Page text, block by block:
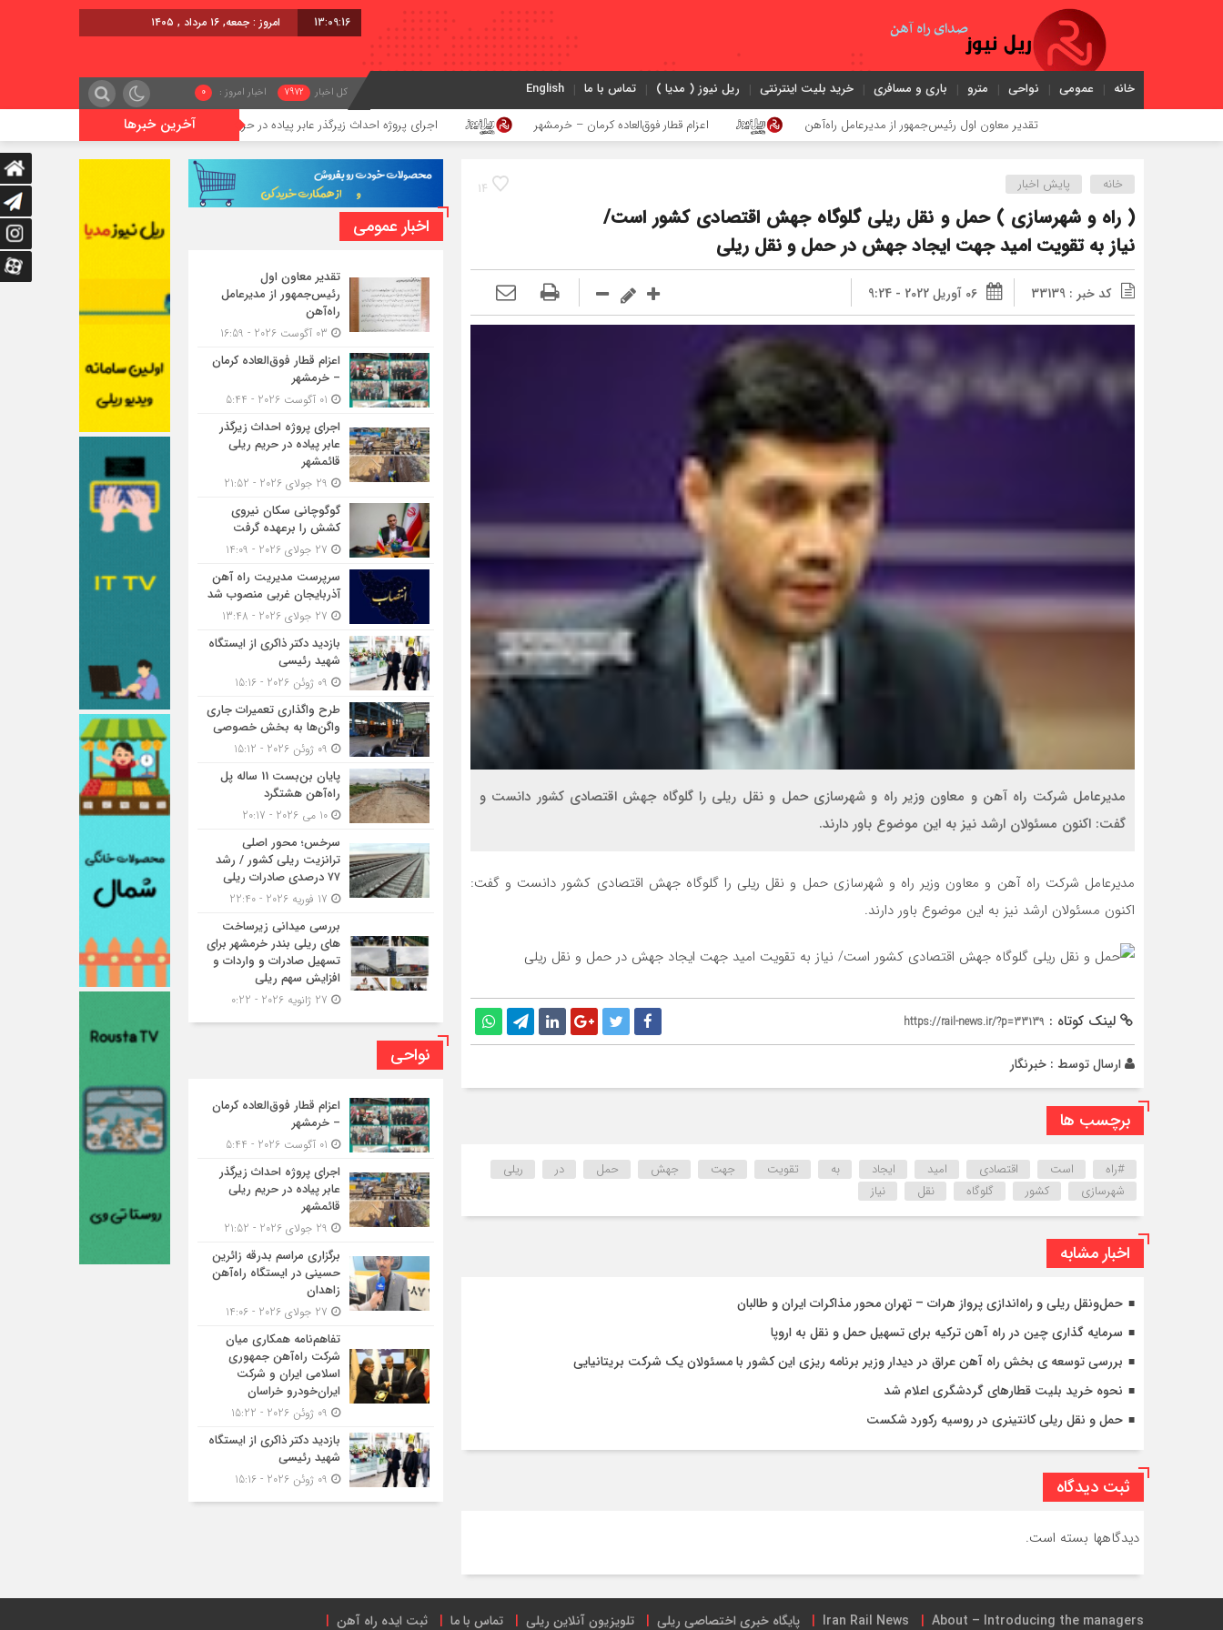
13:09:17 امروز : جمعه, ۱۶ مرداد , ۱۴۰۵
خانه عمومی نواحی مترو باری و مسافری خرید بلیت اینترنتی ریل نیوز ( مدیا ) تماس با ما English کل اخبار 7972 اخبار امروز : 0
آخرین خبرها تقدیر معاون اول رئیس‌جمهور از مدیرعامل راه‌آهن اعزام قطار فوق‌العاده کرمان – خرمشهر اجرای پروژه احداث زیرگذر عابر پیاده در حریم ریلی قائمشهر گوگوچانی سکان نیروی
14 خانه پایش اخبار
( راه و شهرسازی ) حمل و نقل ریلی گلوگاه جهش اقتصادی کشور است/
نیاز به تقویت امید جهت ایجاد جهش در حمل و نقل ریلی
کد خبر : 33139 06 آوریل 2022 - 9:24
مدیرعامل شرکت راه آهن و معاون وزیر راه و شهرسازی حمل و نقل ریلی را گلوگاه جهش اقتصادی کشور دانست و
گفت: اکنون مسئولان ارشد نیز به این موضوع باور دارند.
مدیرعامل شرکت راه آهن و معاون وزیر راه و شهرسازی حمل و نقل ریلی را گلوگاه جهش اقتصادی کشور دانست و گفت:
اکنون مسئولان ارشد نیز به این موضوع باور دارند.
لینک کوتاه : https://rail-news.ir/?p=33139
ارسال توسط : خبرنگار
برچسب ها
#راه است اقتصادی امید ایجاد به تقویت جهت جهش حمل در
ریلی
شهرسازی
کشور گلوگاه نقل نیاز
اخبار مشابه
حمل‌ونقل ریلی و راه‌اندازی پرواز هرات – تهران محور مذاکرات ایران و طالبان
سرمایه گذاری چین در راه آهن ترکیه برای تسهیل حمل و نقل به اروپا
بررسی توسعه ی بخش راه آهن عراق در دیدار وزیر برنامه ریزی این کشور با مسئولان یک شرکت بریتانیایی
نحوه خرید بلیت قطارهای گردشگری اعلام شد
حمل و نقل ریلی کانتینری در روسیه رکورد شکست
ثبت دیدگاه
دیدگاهها بسته است.
اخبار عمومی
تقدیر معاون اول
رئیس‌جمهور از مدیرعامل
راه‌آهن
اعزام قطار فوق‌العاده کرمان
– خرمشهر
اجرای پروژه احداث زیرگذر
عابر پیاده در حریم ریلی
قائمشهر
گوگوچانی سکان نیروی
کشش را برعهده گرفت
سرپرست مدیریت راه آهن
آذربایجان غربی منصوب شد
بازدید دکتر ذاکری از ایستگاه
شهید رئیسی
طرح واگذاری تعمیرات جاری
واگن‌ها به بخش خصوصی
پایان بن‌بست 11 ساله پل
راه‌آهن هشتگرد
سرخس؛ محور اصلی
ترانزیت ریلی کشور / رشد
۷۷ درصدی صادرات ریلی
بررسی میدانی زیرساخت
های ریلی بندر خرمشهر برای
تسهیل صادرات و واردات و
افزایش سهم ریلی
نواحی
اعزام قطار فوق‌العاده کرمان
– خرمشهر
اجرای پروژه احداث زیرگذر
عابر پیاده در حریم ریلی
قائمشهر
برگزاری مراسم بدرقه زائرین
حسینی در ایستگاه راه‌آهن
زاهدان
تفاهم‌نامه همکاری میان
شرکت راه‌آهن جمهوری
اسلامی ایران و شرکت
ایران‌خودرو خراسان
بازدید دکتر ذاکری از ایستگاه
شهید رئیسی
About – Introducing the managers
Iran Rail News پایگاه خبری اختصاصی ریلی تلویزیون آنلاین ریلی تماس با ما ثبت ایده راه آهن